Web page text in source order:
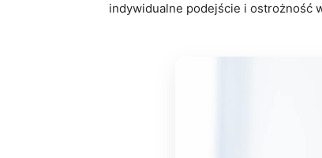
indywidualne podejście i ostrożność